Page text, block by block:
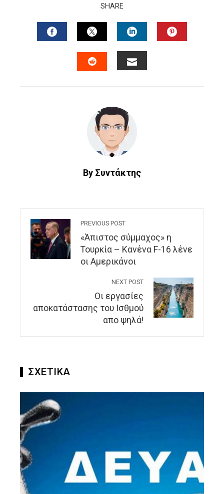
SHARE
FACEBOOKTWITTERLINKEDIN
By Συντάκτης
PREVIOUS POST
«Άπιστος σύμμαχος» η
Τουρκία – Κανένα F-16 λένε
οι Αμερικάνοι
NEXT POST
Oι εργασίες
αποκατάστασης του Ισθμού
απο ψηλά!
ΣΧΕΤΙΚΑ